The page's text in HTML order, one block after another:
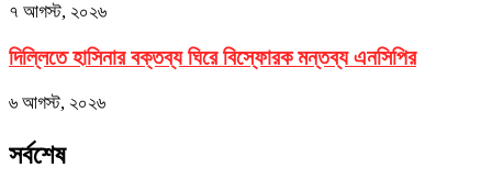
৭ আগস্ট, ২০২৬
দিল্লিতে হাসিনার বক্তব্য ঘিরে বিস্ফোরক মন্তব্য এনসিপির
৬ আগস্ট, ২০২৬
সর্বশেষ